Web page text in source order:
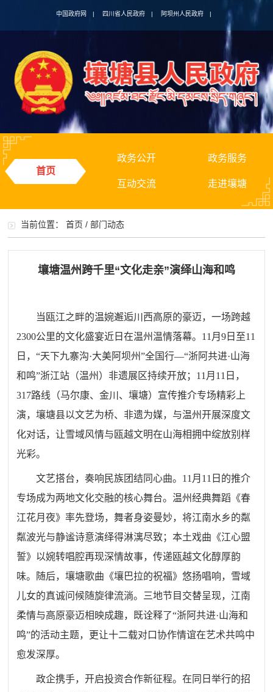
中国政府网 | 四川省人民政府 | 阿坝州人民政府 |
首页
政务公开 政务服务
互动交流 走进壤塘
当前位置：首页 /部门动态
壤塘温州跨千里“文化走亲”演绎山海和鸣
当瓯江之畔的温婉邂逅川西高原的豪迈，一场跨越
2300公里的文化盛宴近日在温州温情落幕。11月9日至11
日，“天下九寨沟·大美阿坝州”全国行—“浙阿共进·山海
和鸣”浙江站（温州）非遗展区持续开放；11月11日，
317路线（马尔康、金川、壤塘）宣传推介专场精彩上
演，壤塘县以文艺为桥、非遗为媒，与温州开展深度文
化对话，让雪域风情与瓯越文明在山海相拥中绽放别样
光彩。
文艺搭台，奏响民族团结同心曲。11月11日的推介
专场成为两地文化交融的核心舞台。温州经典舞蹈《春
江花月夜》率先登场，舞者身姿曼妙，将江南水乡的粼
粼波光与静谧诗意演绎得淋漓尽致；本土戏曲《江心盟
誓》以婉转唱腔再现深情故事，传递瓯越文化醇厚韵
味。随后，壤塘歌曲《壤巴拉的祝福》悠扬唱响，雪域
儿女的真诚问候随旋律流淌。三地节目交替呈现，江南
柔情与高原豪迈相映成趣，既诠释了“浙阿共进·山海和
鸣”的活动主题，更让十二载对口协作情谊在艺术共鸣中
愈发深厚。
政企携手，开启投资合作新征程。在同日举行的招